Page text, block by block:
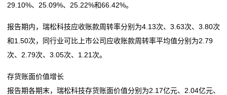
29.10%、25.09%、25.22%和66.42%。
报告期内，瑞松科技应收账款周转率分别为4.13次、3.63次、3.80次
和1.50次，同行业可比上市公司应收账款周转率平均值分别为2.79
次、2.79次、3.05次、1.21次。
存货账面价值增长
报告期各期末，瑞松科技存货账面价值分别为2.17亿元、2.04亿元、